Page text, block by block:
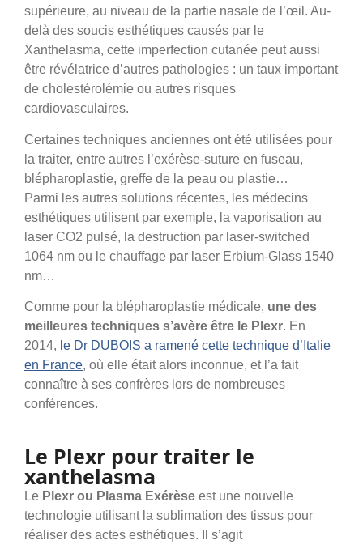
supérieure, au niveau de la partie nasale de l’œil. Au-
delà des soucis esthétiques causés par le
Xanthelasma, cette imperfection cutanée peut aussi
être révélatrice d’autres pathologies : un taux important
de cholestérolémie ou autres risques
cardiovasculaires.
Certaines techniques anciennes ont été utilisées pour
la traiter, entre autres l’exérèse-suture en fuseau,
blépharoplastie, greffe de la peau ou plastie…
Parmi les autres solutions récentes, les médecins
esthétiques utilisent par exemple, la vaporisation au
laser CO2 pulsé, la destruction par laser-switched
1064 nm ou le chauffage par laser Erbium-Glass 1540
nm…
Comme pour la blépharoplastie médicale, une des
meilleures techniques s’avère être le Plexr. En
2014, le Dr DUBOIS a ramené cette technique d’Italie
en France, où elle était alors inconnue, et l’a fait
connaître à ses confrères lors de nombreuses
conférences.
Le Plexr pour traiter le
xanthelasma
Le Plexr ou Plasma Exérèse est une nouvelle
technologie utilisant la sublimation des tissus pour
réaliser des actes esthétiques. Il s’agit